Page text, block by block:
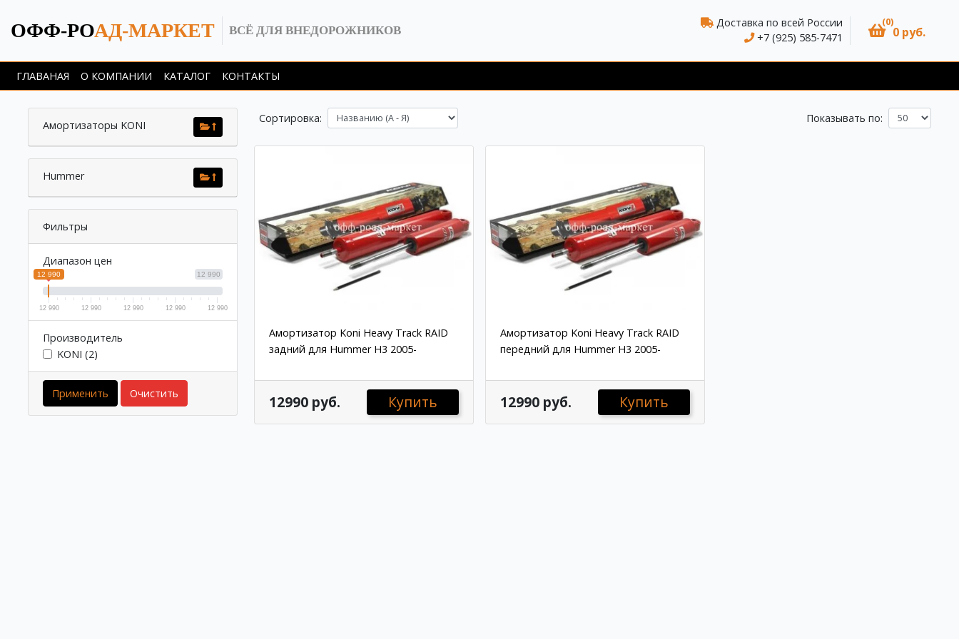
ОФФ-РОАД-МАРКЕТ ВСЁ ДЛЯ ВНЕДОРОЖНИКОВ
Доставка по всей России
+7 (925) 585-7471
(0)
0 руб.
ГЛАВАНАЯ О КОМПАНИИ КАТАЛОГ КОНТАКТЫ
Амортизаторы KONI
Hummer
Фильтры
Диапазон цен
12 990
12 990
12 990 12 990 12 990 12 990 12 990
Производитель
KONI (2)
Применить Очистить
Сортировка: Показывать по:
Амортизатор Koni Heavy Track RAID
задний для Hummer H3 2005-
12990 руб. Купить
Амортизатор Koni Heavy Track RAID
передний для Hummer H3 2005-
12990 руб. Купить